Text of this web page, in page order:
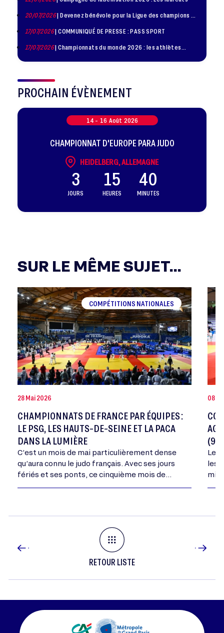
20/07/2026| Devenez bénévole pour la Ligue des champions de
17/07/2026| COMMUNIQUÉ DE PRESSE : PASS SPORT
17/07/2026| Championnats du monde 2026 : les athlètes
PROCHAIN ÉVÈNEMENT
14 - 16 Août 2026
CHAMPIONNAT D'EUROPE PARA JUDO
HEIDELBERG, ALLEMAGNE
3
JOURS
15
HEURES
40
MINUTES
SUR LE MÊME SUJET...
COMPÉTITIONS NATIONALES
28 Mai 2026
CHAMPIONNATS DE FRANCE PAR ÉQUIPES :
LE PSG, LES HAUTS-DE-SEINE ET LA PACA
DANS LA LUMIÈRE
C’est un mois de mai particulièrement dense
qu’aura connu le judo français. Avec ses jours
fériés et ses ponts, ce cinquième mois de
08
(9-
Le
les
RETOUR LISTE